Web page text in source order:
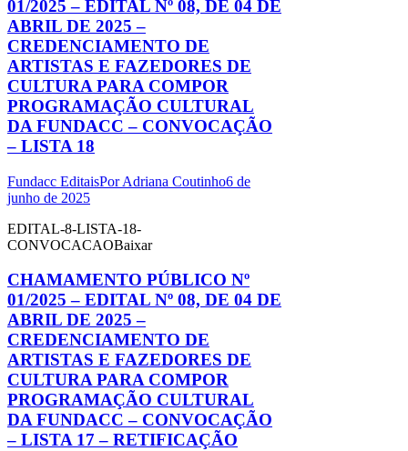
01/2025 – EDITAL Nº 08, DE 04 DE
ABRIL DE 2025 –
CREDENCIAMENTO DE
ARTISTAS E FAZEDORES DE
CULTURA PARA COMPOR
PROGRAMAÇÃO CULTURAL
DA FUNDACC – CONVOCAÇÃO
– LISTA 18
Fundacc EditaisPorAdriana Coutinho6 de
junho de 2025
EDITAL-8-LISTA-18-
CONVOCACAOBaixar
CHAMAMENTO PÚBLICO Nº
01/2025 – EDITAL Nº 08, DE 04 DE
ABRIL DE 2025 –
CREDENCIAMENTO DE
ARTISTAS E FAZEDORES DE
CULTURA PARA COMPOR
PROGRAMAÇÃO CULTURAL
DA FUNDACC – CONVOCAÇÃO
– LISTA 17 – RETIFICAÇÃO